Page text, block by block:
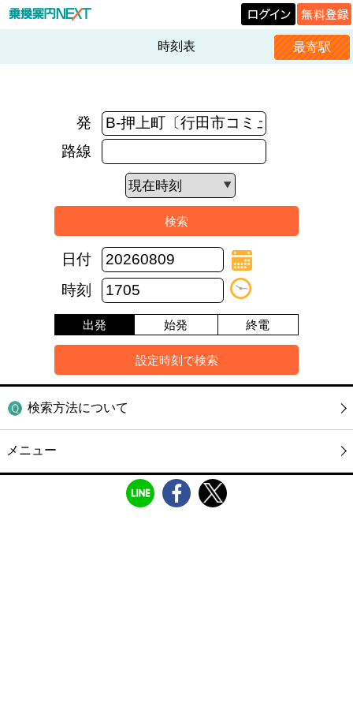
時刻表 最寄駅
発
路線
日付
時刻
出発 始発 終電
検索方法について
メニュー